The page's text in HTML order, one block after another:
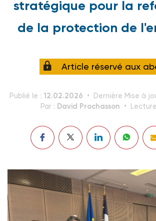
stratégique pour la
de la protection de
Article réservé aux
Publié le : 12.02.2026 Dernière Mise à
Par : David Prochasson